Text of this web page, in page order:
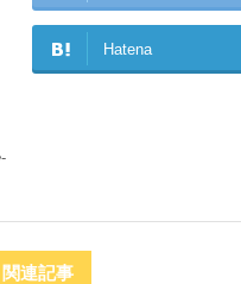
Hatena
-
関連記事